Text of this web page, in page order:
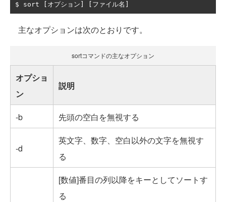
$ sort [オプション] [ファイル名]
主なオプションは次のとおりです。
sortコマンドの主なオプション
オプショ
ン
説明
-b 先頭の空白を無視する
-d
英文字、数字、空白以外の文字を無視す
る
[数値]番目の列以降をキーとしてソートす
る